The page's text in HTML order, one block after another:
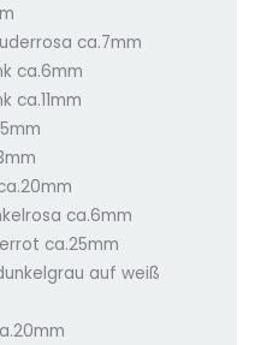
ca.7mm
ca.6mm
ca.11mm
ca.6mm
ca.25mm
auf weiß